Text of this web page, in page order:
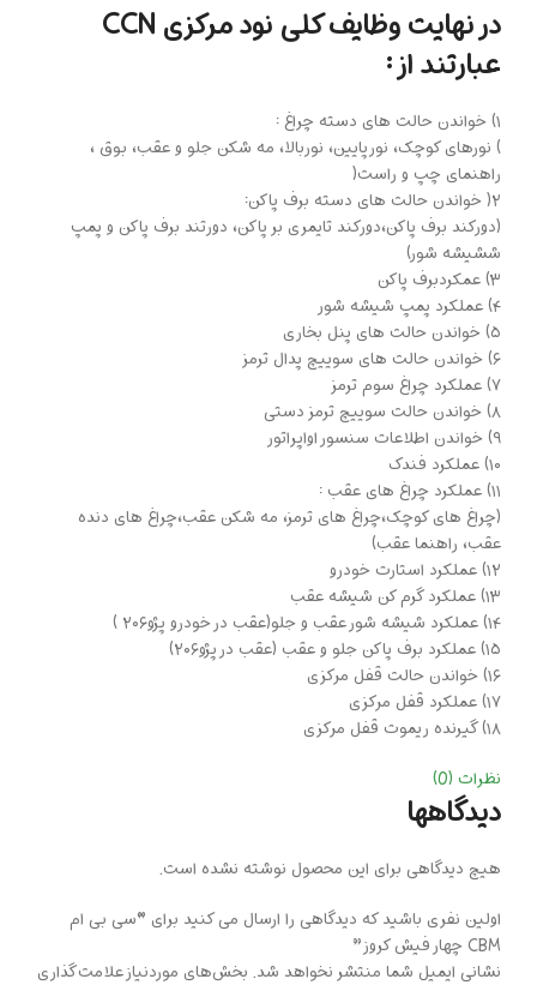
در نهایت وظایف کلی نود مرکزی CCN
عبارتند از :
۱) خواندن حالت های دسته چراغ :
) نورهای کوچک، نورپایین، نوربالا، مه شکن جلو و عقب، بوق ،
راهنمای چپ و راست(
۲( خواندن حالت های دسته برف پاکن:
(دورکند برف پاکن،دورکند تایمری بر پاکن، دورتند برف پاکن و پمپ
ششیشه شور)
۳) عمکردبرف پاکن
۴) عملکرد پمپ شیشه شور
۵) خواندن حالت های پنل بخاری
۶) خواندن حالت های سوییچ پدال ترمز
۷) عملکرد چراغ سوم ترمز
۸) خواندن حالت سوییچ ترمز دستی
۹) خواندن اطلاعات سنسور اواپراتور
۱۰) عملکرد فندک
۱۱) عملکرد چراغ های عقب :
(چراغ های کوچک،چراغ های ترمز، مه شکن عقب،چراغ های دنده
عقب، راهنما عقب)
۱۲) عملکرد استارت خودرو
۱۳) عملکرد گرم کن شیشه عقب
۱۴) عملکرد شیشه شور عقب و جلو(عقب در خودرو پژو۲۰۶ )
۱۵) عملکرد برف پاکن جلو و عقب (عقب در پژو۲۰۶)
۱۶) خواندن حالت قفل مرکزی
۱۷) عملکرد قفل مرکزی
۱۸) گیرنده ریموت قفل مرکزی
نظرات (0)
دیدگاهها
هیچ دیدگاهی برای این محصول نوشته نشده است.
اولین نفری باشید که دیدگاهی را ارسال می کنید برای “سی بی ام
CBM چهار فیش کروز”
نشانی ایمیل شما منتشر نخواهد شد. بخش‌های موردنیاز علامت‌گذاری